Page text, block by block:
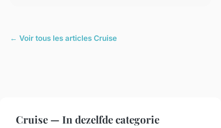
← Voir tous les articles Cruise
Cruise — In dezelfde categorie